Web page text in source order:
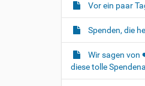
Vor ein paar
Spenden, die
Wir sagen von
diese tolle